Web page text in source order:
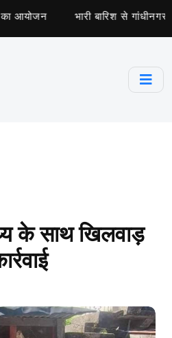
आयोजन भारी बारिश से गांधीनगर
के साथ खिलवाड़